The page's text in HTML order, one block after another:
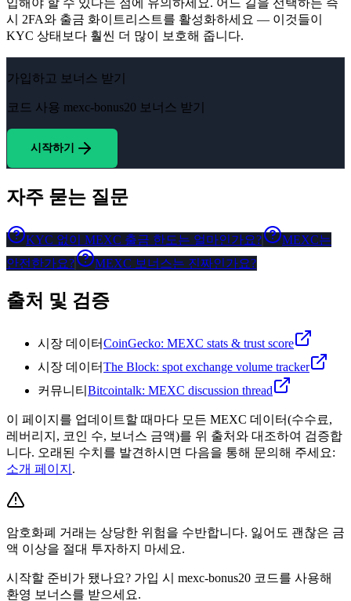
입해야 할 수 있다는 점에 유의하세요. 어느 길을 선택하든 즉
시 2FA와 출금 화이트리스트를 활성화하세요 — 이것들이
KYC 상태보다 훨씬 더 많이 보호해 줍니다.
가입하고 보너스 받기
코드 사용 mexc-bonus20 보너스 받기
시작하기
자주 묻는 질문
KYC 없이 MEXC 출금 한도는 얼마인가요?
MEXC는
안전한가요?
MEXC 보너스는 진짜인가요?
출처 및 검증
시장 데이터CoinGecko: MEXC stats & trust score
시장 데이터The Block: spot exchange volume tracker
커뮤니티 Bitcointalk: MEXC discussion thread
이 페이지를 업데이트할 때마다 모든 MEXC 데이터(수수료,
레버리지, 코인 수, 보너스 금액)를 위 출처와 대조하여 검증합
니다. 오래된 수치를 발견하시면 다음을 통해 문의해 주세요:
소개 페이지 .
암호화폐 거래는 상당한 위험을 수반합니다. 잃어도 괜찮은 금
액 이상을 절대 투자하지 마세요.
시작할 준비가 됐나요? 가입 시 mexc-bonus20 코드를 사용해
환영 보너스를 받으세요.